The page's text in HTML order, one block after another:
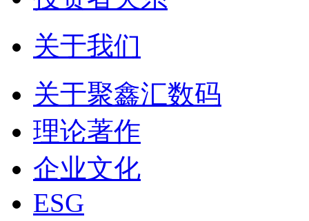
关于我们
关于聚鑫汇数码
理论著作
企业文化
ESG